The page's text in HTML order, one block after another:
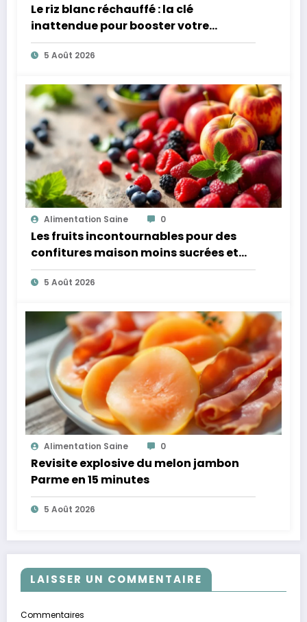
Le riz blanc réchauffé : la clé
inattendue pour booster votre
microbiote
5 Août 2026
Alimentation Saine 0
Les fruits incontournables pour des
confitures maison moins sucrées et
plus légères
5 Août 2026
Alimentation Saine 0
Revisite explosive du melon jambon
Parme en 15 minutes
5 Août 2026
LAISSER UN COMMENTAIRE
Commentaires